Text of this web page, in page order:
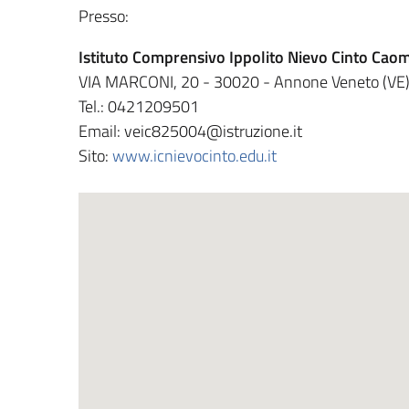
Presso:
Istituto Comprensivo Ippolito Nievo Cinto
VIA MARCONI, 20 - 30020 - Annone Veneto (VE)
Tel.: 0421209501
Email: veic825004@istruzione.it
Sito:www.icnievocinto.edu.it